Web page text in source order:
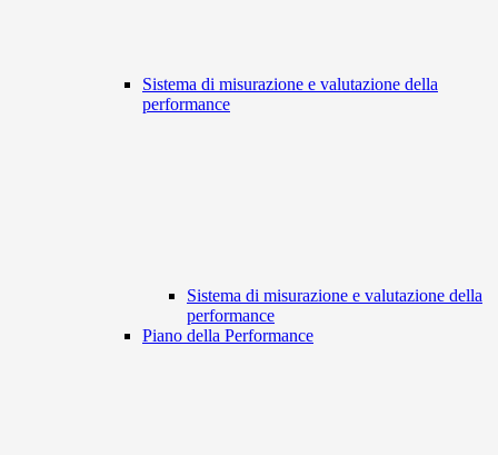
Sistema di misurazione e valutazione della
performance
Sistema di misurazione e valutazione della
performance
Piano della Performance